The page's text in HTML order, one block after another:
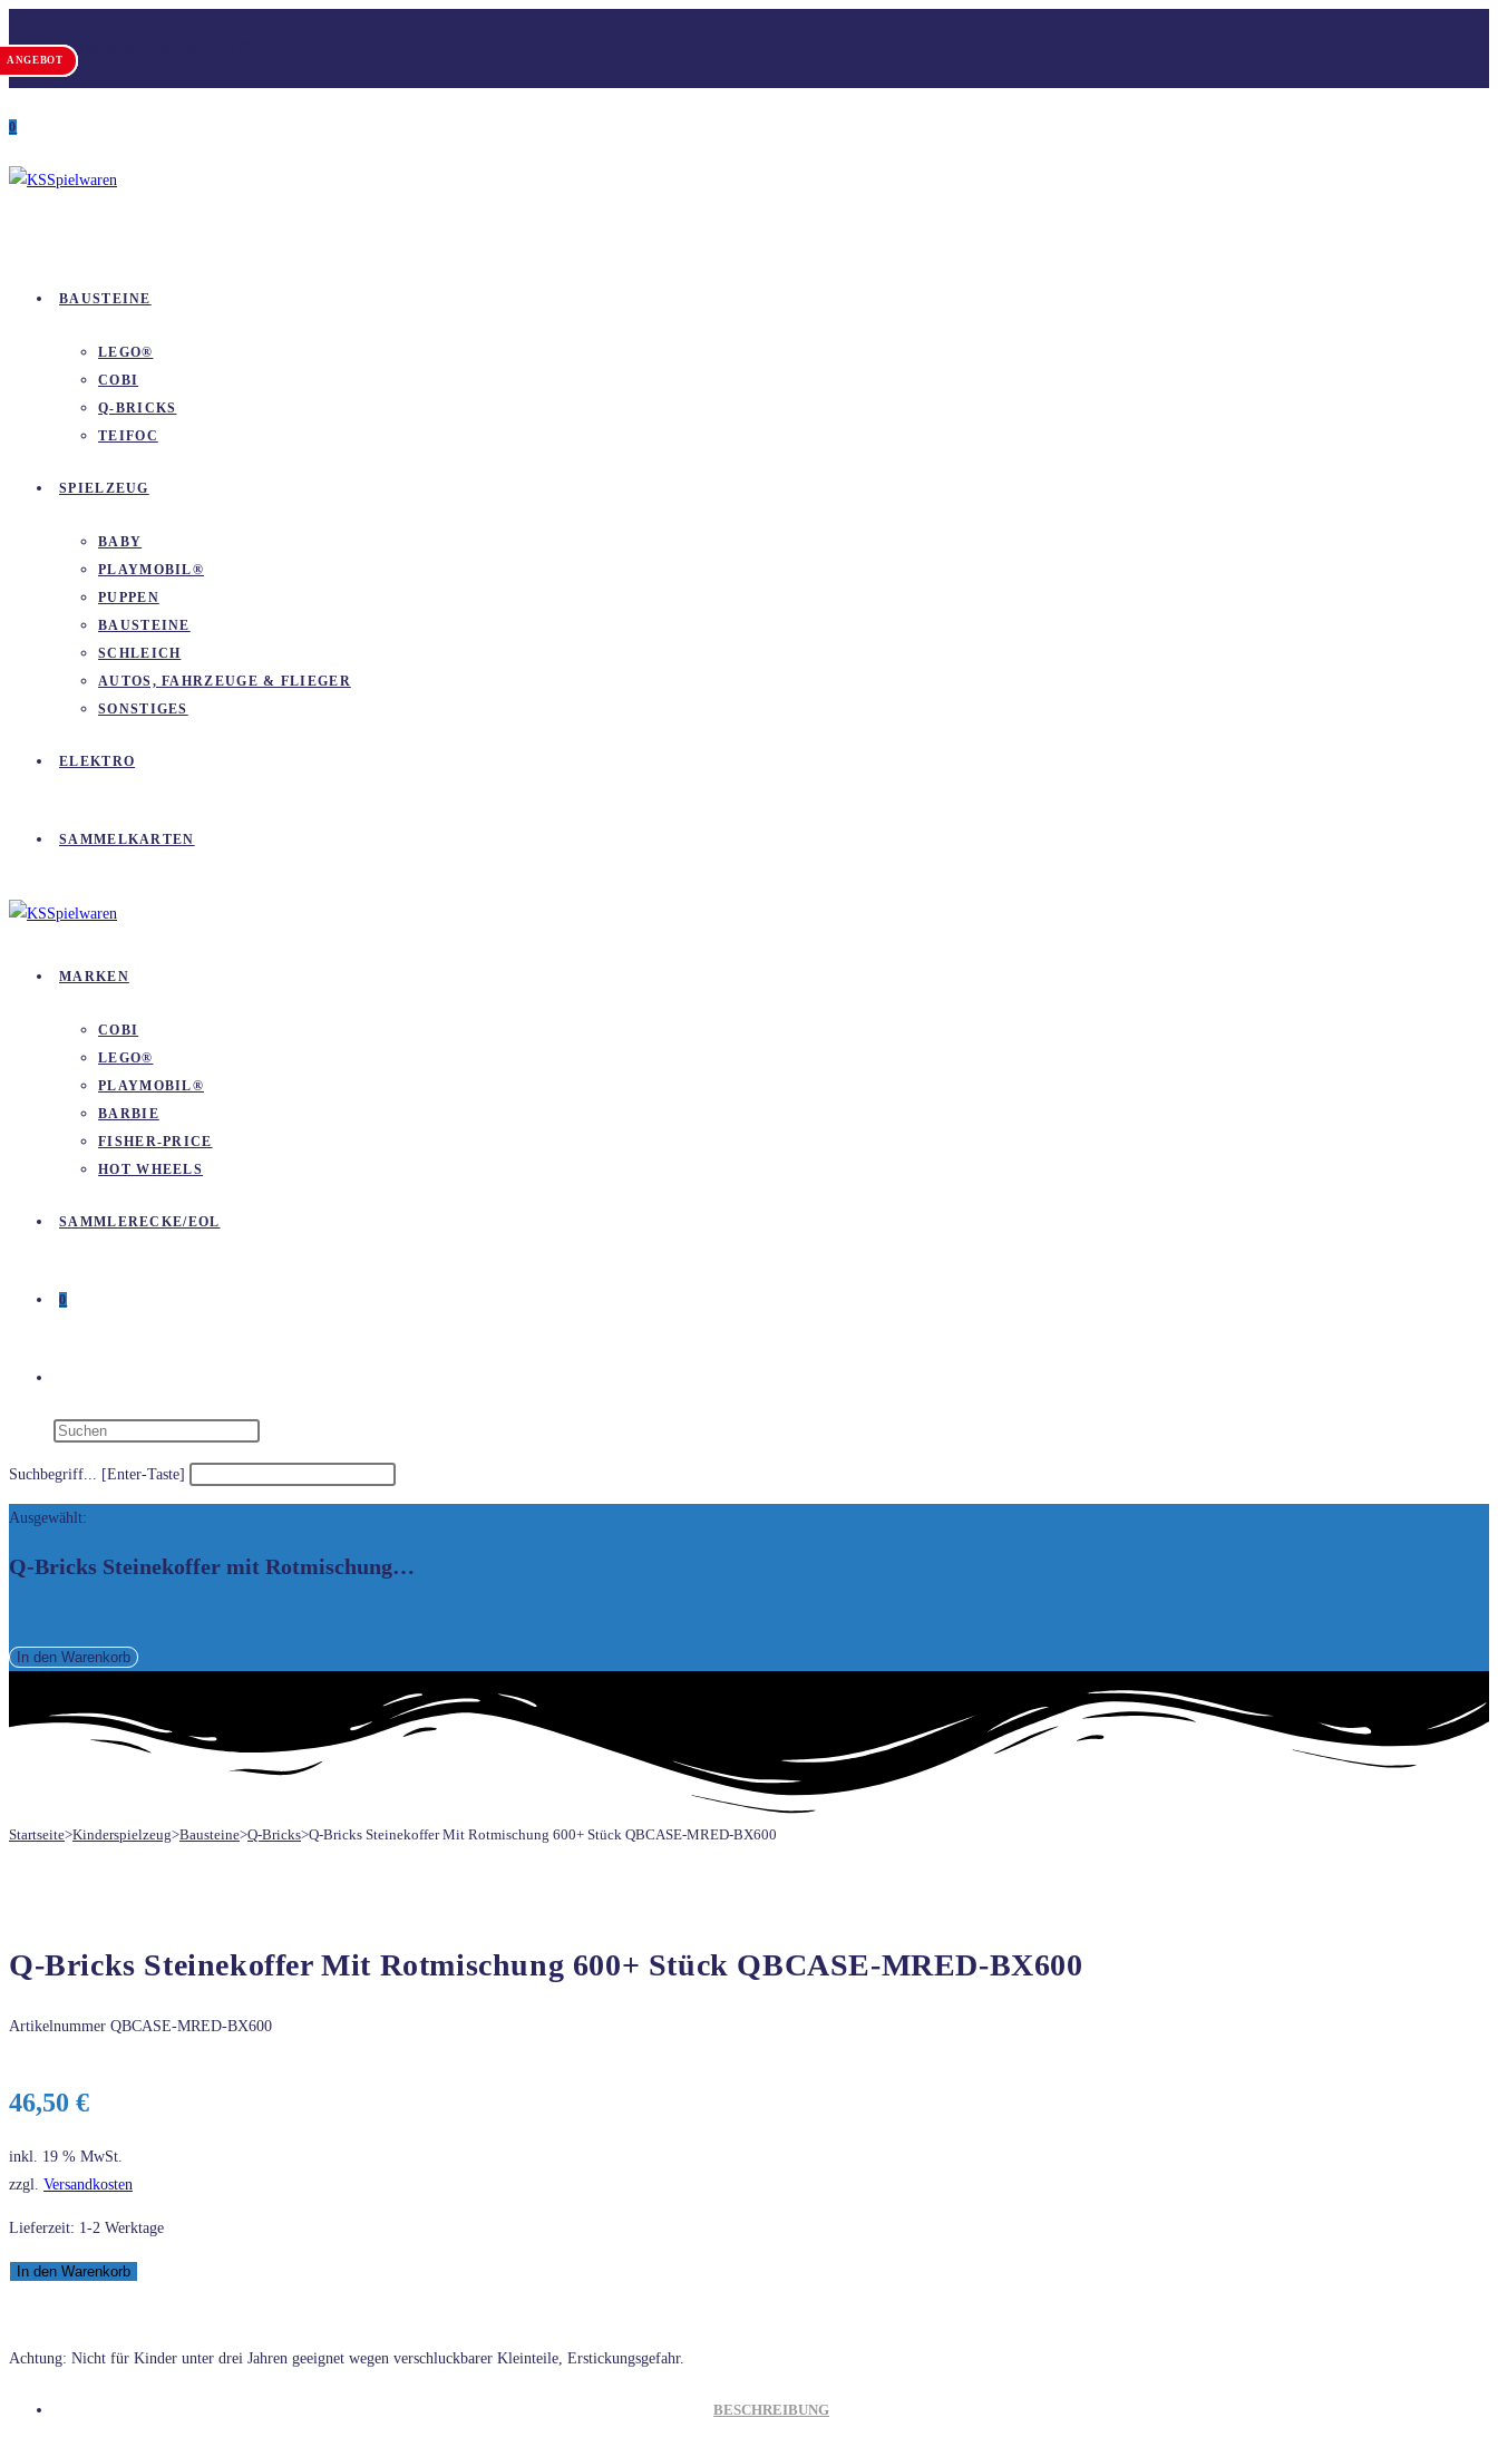
Inhalt
springen
Versandkostenfrei ab 100 €
0
BAUSTEINE
LEGO®
COBI
Q-BRICKS
TEIFOC
SPIELZEUG
BABY
PLAYMOBIL®
PUPPEN
BAUSTEINE
SCHLEICH
AUTOS, FAHRZEUGE & FLIEGER
SONSTIGES
ELEKTRO
SAMMELKARTEN
MARKEN
COBI
LEGO®
PLAYMOBIL®
BARBIE
FISHER-PRICE
HOT WHEELS
SAMMLERECKE/EOL
0
Suchbegriff... [Enter-Taste]
Ausgewählt:
Q-Bricks Steinekoffer mit Rotmischung…
Q-
Steinekoffer
In den Warenkorb
Startseite>Kinderspielzeug>Bausteine>Q-Bricks>Q-Bricks Steinekoffer Mit Rotmischung 600+ Stück QBCASE-MRED-BX600
Q-Bricks Steinekoffer Mit Rotmischung 600+ Stück QBCASE-MRED-BX600
Artikelnummer QBCASE-MRED-BX600
46,50 €
inkl. 19 % MwSt.
zzgl. Versandkosten
Lieferzeit: 1-2 Werktage
Q-
mit
600+
In den Warenkorb
Achtung: Nicht für Kinder unter drei Jahren geeignet wegen verschluckbarer Kleinteile, Erstickungsgefahr.
BESCHREIBUNG
ANGEBOT
ANGEBOT
ANGEBOT